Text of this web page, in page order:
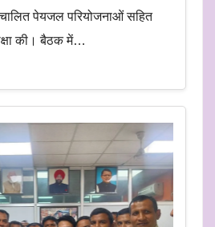
पेयजल परियोजनाओं सहित
की। बैठक में…